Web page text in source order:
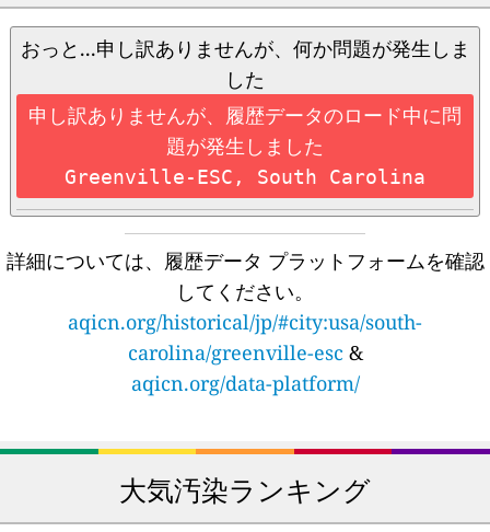
おっと...申し訳ありませんが、何か問題が発生しま
した
申し訳ありませんが、履歴データのロード中に問
題が発生しました
Greenville-ESC, South Carolina
詳細については、履歴データ プラットフォームを確認
してください。
aqicn.org/historical/jp/#city:usa/south-
carolina/greenville-esc &
aqicn.org/data-platform/
大気汚染ランキング